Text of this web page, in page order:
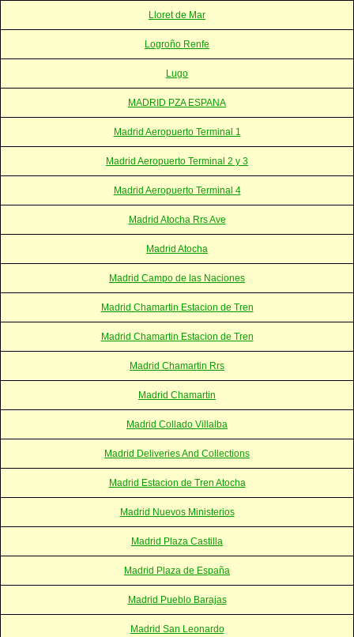
Lloret de Mar
Logroño Renfe
Lugo
MADRID PZA ESPANA
Madrid Aeropuerto Terminal 1
Madrid Aeropuerto Terminal 2 y 3
Madrid Aeropuerto Terminal 4
Madrid Atocha Rrs Ave
Madrid Atocha
Madrid Campo de las Naciones
Madrid Chamartin Estacion de Tren
Madrid Chamartin Estacion de Tren
Madrid Chamartin Rrs
Madrid Chamartin
Madrid Collado Villalba
Madrid Deliveries And Collections
Madrid Estacion de Tren Atocha
Madrid Nuevos Ministerios
Madrid Plaza Castilla
Madrid Plaza de España
Madrid Pueblo Barajas
Madrid San Leonardo